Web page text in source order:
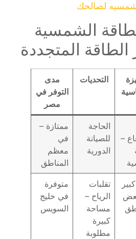
لصالحك
الشمسية
المتجددة
التحديات
مدى
التوفر في
مصر
–
الحاجة
للصيانة
الدورية
ممتازة –
في
معظم
المناطق
تقلبات
الرياح –
مساحة
كبيرة
مطلوبة
متوفرة
في خليج
السويس